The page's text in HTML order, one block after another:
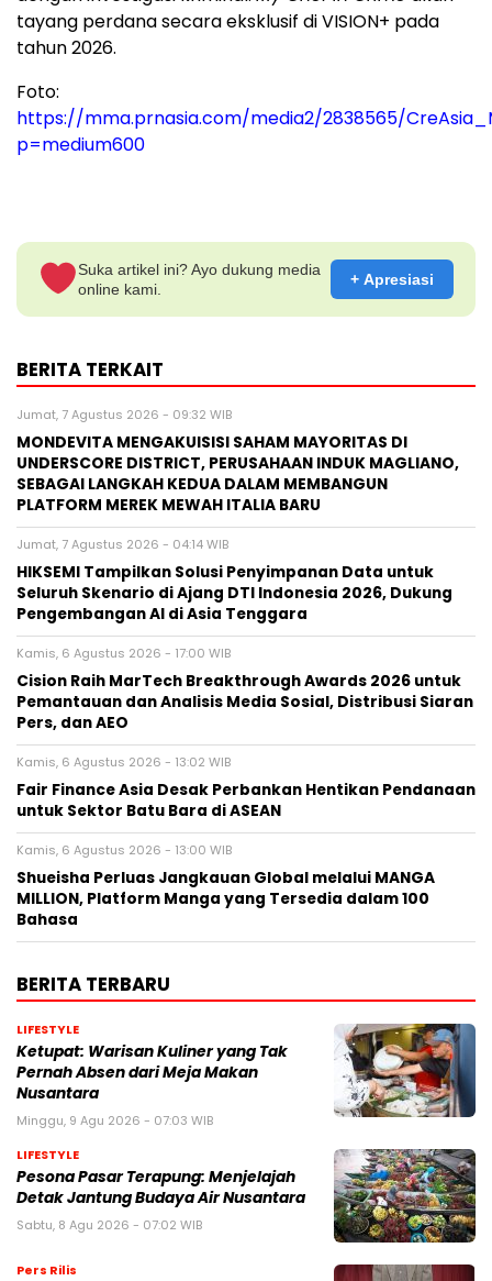
tayang perdana secara eksklusif di VISION+ pada
tahun 2026.
Foto:
https://mma.prnasia.com/media2/2838565/
p=medium600
Suka artikel ini? Ayo dukung media
online kami.
+ Apresiasi
BERITA TERKAIT
Jumat, 7 Agustus 2026 - 09:32 WIB
MONDEVITA MENGAKUISISI SAHAM MAYORITAS DI
UNDERSCORE DISTRICT, PERUSAHAAN INDUK MAGLIANO,
SEBAGAI LANGKAH KEDUA DALAM MEMBANGUN
PLATFORM MEREK MEWAH ITALIA BARU
Jumat, 7 Agustus 2026 - 04:14 WIB
HIKSEMI Tampilkan Solusi Penyimpanan Data untuk
Seluruh Skenario di Ajang DTI Indonesia 2026, Dukung
Pengembangan AI di Asia Tenggara
Kamis, 6 Agustus 2026 - 17:00 WIB
Cision Raih MarTech Breakthrough Awards 2026 untuk
Pemantauan dan Analisis Media Sosial, Distribusi Siaran
Pers, dan AEO
Kamis, 6 Agustus 2026 - 13:02 WIB
Fair Finance Asia Desak Perbankan Hentikan Pendanaan
untuk Sektor Batu Bara di ASEAN
Kamis, 6 Agustus 2026 - 13:00 WIB
Shueisha Perluas Jangkauan Global melalui MANGA
MILLION, Platform Manga yang Tersedia dalam 100
Bahasa
BERITA TERBARU
LIFESTYLE
Ketupat: Warisan Kuliner yang Tak
Pernah Absen dari Meja Makan
Nusantara
Minggu, 9 Agu 2026 - 07:03 WIB
LIFESTYLE
Pesona Pasar Terapung: Menjelajah
Detak Jantung Budaya Air Nusantara
Sabtu, 8 Agu 2026 - 07:02 WIB
Pers Rilis